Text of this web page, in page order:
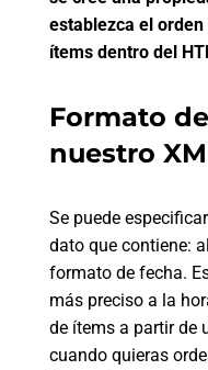
establezca el
ítems dentro del
Formato
nuestro
Se puede
dato que contiene:
formato de fecha.
más preciso a la
de ítems a partir de
cuando quieras